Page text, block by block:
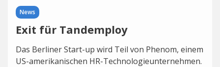
News
Exit für Tandemploy
Das Berliner Start-up wird Teil von Phenom, einem
US-amerikanischen HR-Technologieunternehmen.